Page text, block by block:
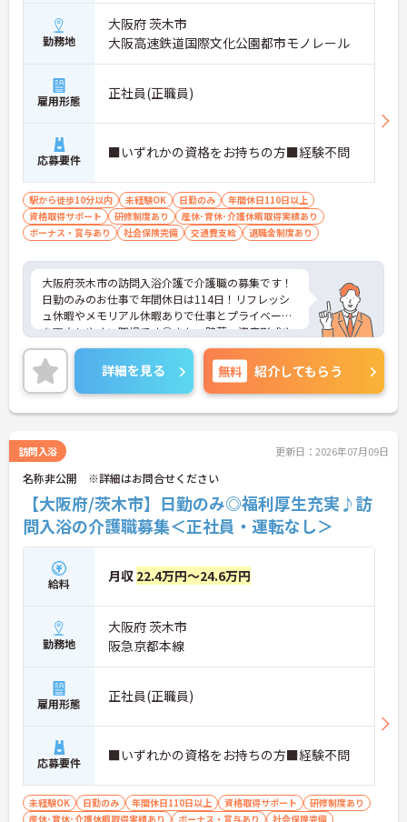
段階的に学べる環境が整っています。
・専任トレーナーによるマンツーマン指導
→ 初めてでも安心してスタートできます
■ 家庭と両立しやすい柔軟環境
ライフスタイルに合わせやすい体制です。
・急なお休みも相談しやすい環境
・産休・育休や看護休暇制度あり
・事前のシフト希望で予定調整OK
→ 長く安心して働ける職場です
一人で抱え込まない安心の仕組みです。
・看護職＋介護職の3名体制で訪問
・1件約45分の訪問で流れが明確
・職種間で連携しながら対応
→ 協力しながら働ける環境です
勤務地
大阪府 茨木市
大阪高速鉄道国際文化公園都市モノレール
雇用形態 正社員(正職員)
応募要件 ■いずれかの資格をお持ちの方■経験不問
駅から徒歩10分以内 未経験OK 日勤のみ
年間休日110日以上
資格取得サポート
研修制度あり
産休･育休･介護休暇取得実績あり
ボーナス・賞与あり
社会保険完備 交通費支給 退職金制度あり
大阪府茨木市の訪問入浴介護で介護職の募集です！
日勤のみのお仕事で年間休日は114日！リフレッシ
ュ休暇やメモリアル休暇ありで仕事とプライベート
を両立しやすい職場です◎また、貯蓄・資産形成や
暮らしに関する福利厚生が充実！安心して長く働き
やすい環境が整っています♪各種研修制度や資格取
得支援制度はもちろん、年1回のキャリアチャレン
ジ制度もあり、働きながらスキルアップを目指せる
職場です！ご興味のある方は面接ポイントをお伝え
詳細を見る 無料 紹介してもらう
訪問入浴 更新日：2026年07月09日
名称非公開 ※詳細はお問合せください
【大阪府/茨木市】日勤のみ◎福利厚生充実♪訪
問入浴の介護職募集＜正社員・運転なし＞
給料 月収 22.4万円～24.6万円
勤務地
大阪府 茨木市
阪急京都本線
雇用形態 正社員(正職員)
応募要件 ■いずれかの資格をお持ちの方■経験不問
未経験OK 日勤のみ 年間休日110日以上 資格取得サポート
研修制度あり
産休･育休･介護休暇取得実績あり
ボーナス・賞与あり 社会保険完備